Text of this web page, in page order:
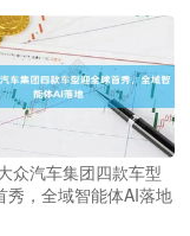
众汽车集团四款车型
秀，全域智能体AI落地